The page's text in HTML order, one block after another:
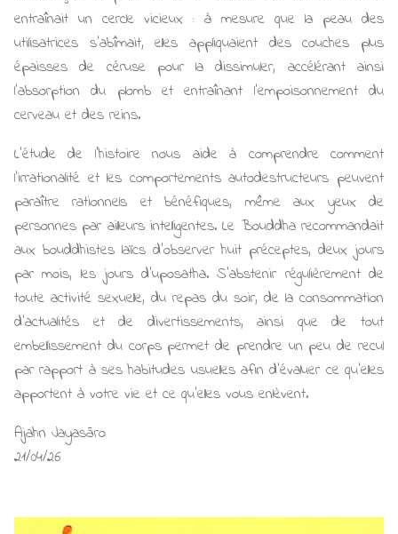
entraînait un cercle vicieux : à mesure que la peau des
utilisatrices s’abîmait, elles appliquaient des couches plus
épaisses de céruse pour la dissimuler, accélérant ainsi
l’absorption du plomb et entraînant l’empoisonnement du
cerveau et des reins.
L’étude de l’histoire nous aide à comprendre comment
l’irrationalité et les comportements autodestructeurs peuvent
paraître rationnels et bénéfiques, même aux yeux de
personnes par ailleurs intelligentes. Le Bouddha recommandait
aux bouddhistes laïcs d’observer huit préceptes, deux jours
par mois, les jours d’uposatha. S’abstenir régulièrement de
toute activité sexuelle, du repas du soir, de la consommation
d’actualités et de divertissements, ainsi que de tout
embellissement du corps permet de prendre un peu de recul
par rapport à ses habitudes usuelles afin d’évaluer ce qu’elles
apportent à votre vie et ce qu’elles vous enlèvent.
Ajahn Jayasāro
21/04/26